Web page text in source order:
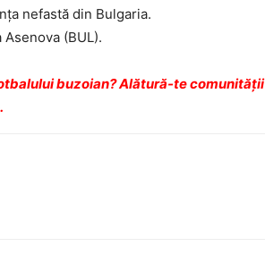
nefastă din Bulgaria.
(BUL).
buzoian? Alătură-te comunității